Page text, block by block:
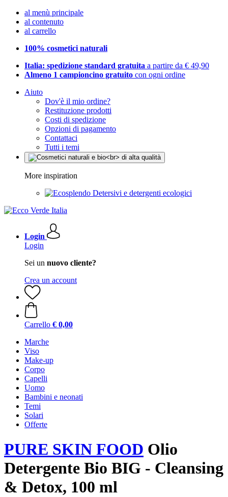
al menù principale
al contenuto
al carrello
100% cosmetici naturali
Italia: spedizione standard gratuita a partire da € 49,90
Almeno 1 campioncino gratuito con ogni ordine
Aiuto
Dov'è il mio ordine?
Restituzione prodotti
Costi di spedizione
Opzioni di pagamento
Contattaci
Tutti i temi
More inspiration
Detersivi e detergenti ecologici
Login
Login
Sei un nuovo cliente?
Crea un account
Carrello € 0,00
Marche
Viso
Make-up
Corpo
Capelli
Uomo
Bambini e neonati
Temi
Solari
Offerte
PURE SKIN FOOD Olio
Detergente Bio BIG - Cleansing
& Detox, 100 ml